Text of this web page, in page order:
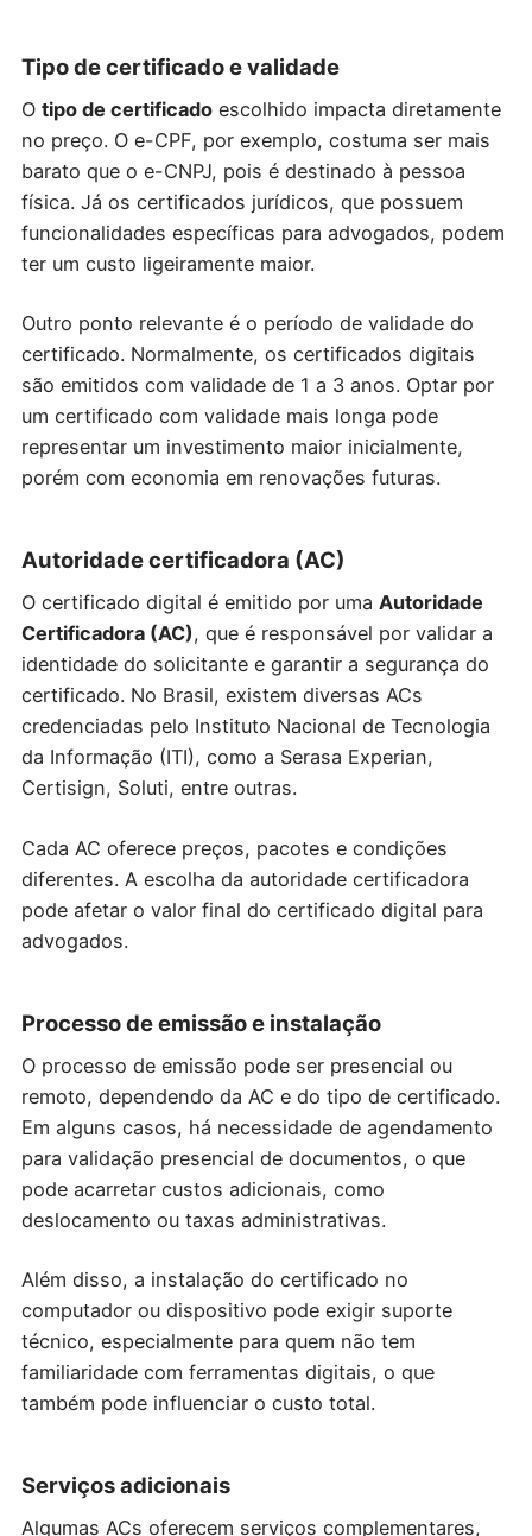
Tipo de certificado e validade
O tipo de certificadoescolhido impacta diretamente
no preço. O e-CPF, por exemplo, costuma ser mais
barato que o e-CNPJ, pois é destinado à pessoa
física. Já os certificados jurídicos, que possuem
funcionalidades específicas para advogados, podem
ter um custo ligeiramente maior.
Outro ponto relevante é o período de validade do
certificado. Normalmente, os certificados digitais
são emitidos com validade de 1 a 3 anos. Optar por
um certificado com validade mais longa pode
representar um investimento maior inicialmente,
porém com economia em renovações futuras.
Autoridade certificadora (AC)
O certificado digital é emitido por uma Autoridade
Certificadora (AC), que é responsável por validar a
identidade do solicitante e garantir a segurança do
certificado. No Brasil, existem diversas ACs
credenciadas pelo Instituto Nacional de Tecnologia
da Informação (ITI), como a Serasa Experian,
Certisign, Soluti, entre outras.
Cada AC oferece preços, pacotes e condições
diferentes. A escolha da autoridade certificadora
pode afetar o valor final do certificado digital para
advogados.
Processo de emissão e instalação
O processo de emissão pode ser presencial ou
remoto, dependendo da AC e do tipo de certificado.
Em alguns casos, há necessidade de agendamento
para validação presencial de documentos, o que
pode acarretar custos adicionais, como
deslocamento ou taxas administrativas.
Além disso, a instalação do certificado no
computador ou dispositivo pode exigir suporte
técnico, especialmente para quem não tem
familiaridade com ferramentas digitais, o que
também pode influenciar o custo total.
Serviços adicionais
Algumas ACs oferecem serviços complementares,